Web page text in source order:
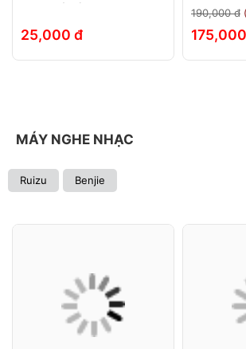
quay, máy tính, laptop, điện
25,000 đ
2A Sony
190,000 đ
MÁY NGHE NHẠC
Ruizu Benjie